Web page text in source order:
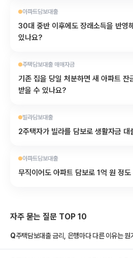
아파트담보대출
30대 중반 이후에도 장래소득을 반영
있나요?
주택담보대출 매매자금
기존 집을 당일 처분하면 새 아파트 잔
받을 수 있나요?
빌라담보대출
2주택자가 빌라를 담보로 생활자금
아파트담보대출
무직이어도 아파트 담보로 1억 원 정
자주 묻는 질문 TOP 10
Q주택담보대출 금리, 은행마다 다른 이유는 뭔